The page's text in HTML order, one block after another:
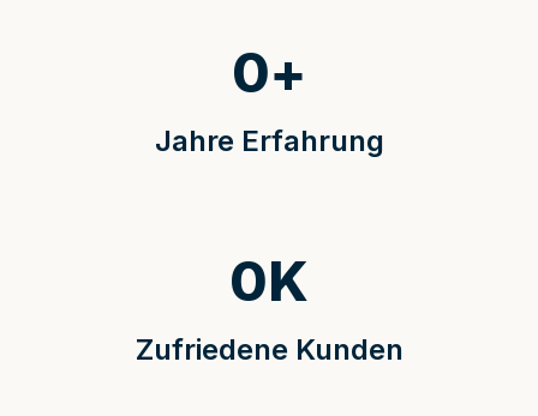
Jahre Erfahrung
0+
Zufriedene Kunden
0K